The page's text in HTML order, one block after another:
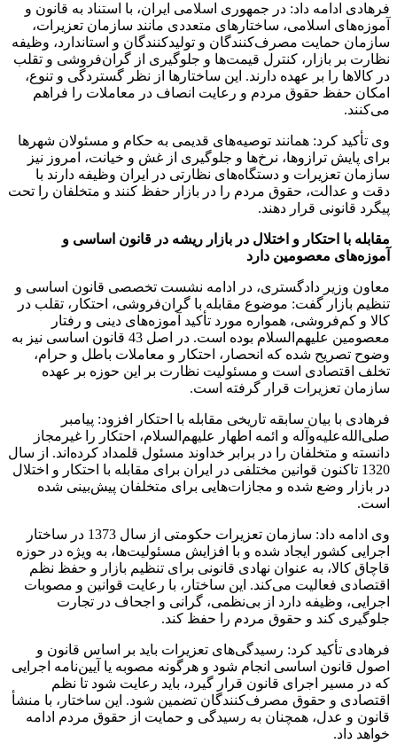
فرهادی ادامه داد: در جمهوری اسلامی ایران، با استناد به قانون و
آموزه‌های اسلامی، ساختارهای متعددی مانند سازمان تعزیرات،
سازمان حمایت مصرف‌کنندگان و تولیدکنندگان و استاندارد، وظیفه
نظارت بر بازار، کنترل قیمت‌ها و جلوگیری از گران‌فروشی و تقلب
در کالاها را بر عهده دارند. این ساختارها از نظر گستردگی و تنوع،
امکان حفظ حقوق مردم و رعایت انصاف در معاملات را فراهم
می‌کنند.
وی تأکید کرد: همانند توصیه‌های قدیمی به حکام و مسئولان شهرها
برای پایش ترازوها، نرخ‌ها و جلوگیری از غش و خیانت، امروز نیز
سازمان تعزیرات و دستگاه‌های نظارتی در ایران وظیفه دارند با
دقت و عدالت، حقوق مردم را در بازار حفظ کنند و متخلفان را تحت
پیگرد قانونی قرار دهند.
مقابله با احتکار و اختلال در بازار ریشه در قانون اساسی و
آموزه‌های معصومین دارد
معاون وزیر دادگستری، در ادامه نشست تخصصی قانون اساسی و
تنظیم بازار گفت: موضوع مقابله با گران‌فروشی، احتکار، تقلب در
کالا و کم‌فروشی، همواره مورد تأکید آموزه‌های دینی و رفتار
معصومین علیهم‌السلام بوده است. در اصل 43 قانون اساسی نیز به
وضوح تصریح شده که انحصار، احتکار و معاملات باطل و حرام،
تخلف اقتصادی است و مسئولیت نظارت بر این حوزه بر عهده
سازمان تعزیرات قرار گرفته است.
فرهادی با بیان سابقه تاریخی مقابله با احتکار افزود: پیامبر
صلی‌الله‌علیه‌وآله و ائمه اطهار علیهم‌السلام، احتکار را غیرمجاز
دانسته و متخلفان را در برابر خداوند مسئول قلمداد کرده‌اند. از سال
1320 تاکنون قوانین مختلفی در ایران برای مقابله با احتکار و اختلال
در بازار وضع شده و مجازات‌هایی برای متخلفان پیش‌بینی شده
است.
وی ادامه داد: سازمان تعزیرات حکومتی از سال 1373 در ساختار
اجرایی کشور ایجاد شده و با افزایش مسئولیت‌ها، به ویژه در حوزه
قاچاق کالا، به عنوان نهادی قانونی برای تنظیم بازار و حفظ نظم
اقتصادی فعالیت می‌کند. این ساختار، با رعایت قوانین و مصوبات
اجرایی، وظیفه دارد از بی‌نظمی، گرانی و اجحاف در تجارت
جلوگیری کند و حقوق مردم را حفظ کند.
فرهادی تأکید کرد: رسیدگی‌های تعزیرات باید بر اساس قانون و
اصول قانون اساسی انجام شود و هرگونه مصوبه یا آیین‌نامه اجرایی
که در مسیر اجرای قانون قرار گیرد، باید رعایت شود تا نظم
اقتصادی و حقوق مصرف‌کنندگان تضمین شود. این ساختار، با منشأ
قانون و عدل، همچنان به رسیدگی و حمایت از حقوق مردم ادامه
خواهد داد.